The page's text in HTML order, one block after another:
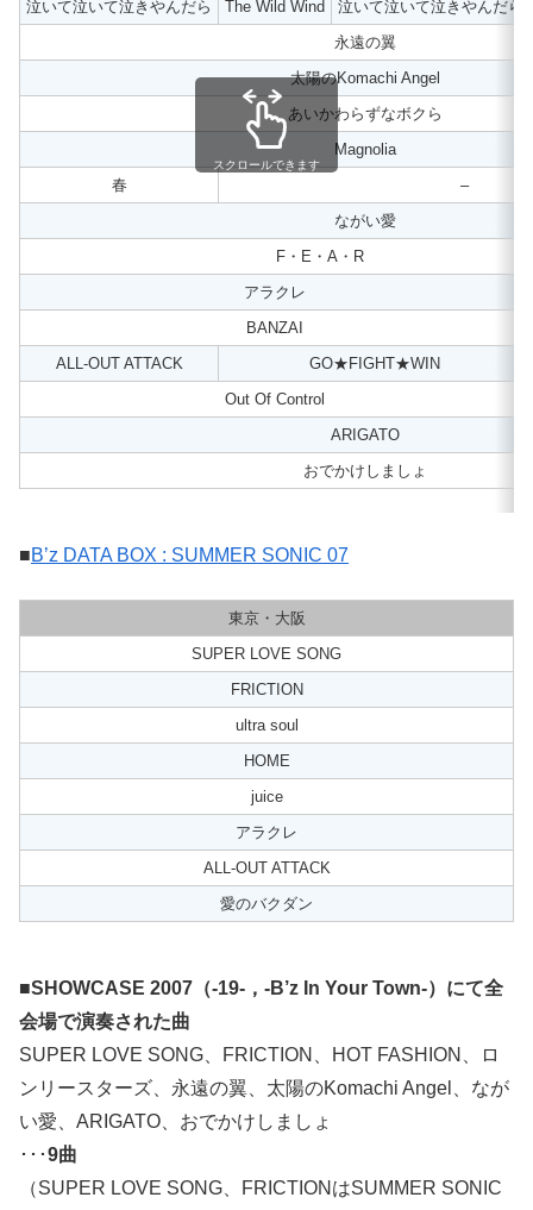
泣いて泣いて泣きやんだら The Wild Wind
泣いて泣いて泣きやんだら
永遠の翼
太陽のKomachi Angel
あいかわらずなボクら
Magnolia
春
–
ながい愛
F・E・A・R
アラクレ
BANZAI
ALL-OUT ATTACK
GO★FIGHT★WIN
Out Of Control
ARIGATO
おでかけしましょ
スクロールできます
■B’z DATA BOX : SUMMER SONIC 07
東京・大阪
SUPER LOVE SONG
FRICTION
ultra soul
HOME
juice
アラクレ
ALL-OUT ATTACK
愛のバクダン
■SHOWCASE 2007（-19-，-B’z In Your Town-）にて全
会場で演奏された曲
SUPER LOVE SONG、FRICTION、HOT FASHION、ロ
ンリースターズ、永遠の翼、太陽のKomachi Angel、なが
い愛、ARIGATO、おでかけしましょ
･･･9曲
（SUPER LOVE SONG、FRICTIONはSUMMER SONIC